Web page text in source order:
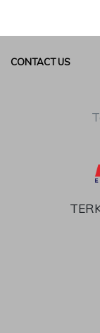
CONTACT US